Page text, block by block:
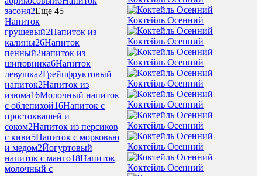
засоня2Еще 45
Напиток
грушевый2Напиток из
калины26Напиток
пенный2напиток из
шиповника6Напиток
левушка2Грейпфруктовый
напиток2Напиток из
изюма16Молочный напиток
с облепихой16Напиток с
простоквашей и
соком2Напиток из персиков
с киви5Напиток с морковью
и медом2Йогуртовый
напиток с манго18Напиток
молочный с
Коктейль Осенний
Коктейль Осенний
Коктейль Осенний
Коктейль Осенний
Коктейль Осенний
Коктейль Осенний
Коктейль Осенний
Коктейль Осенний